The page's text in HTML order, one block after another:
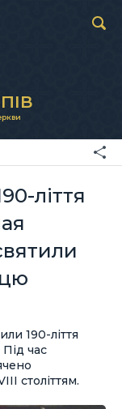
ліття
190-ліття
час
століттям.